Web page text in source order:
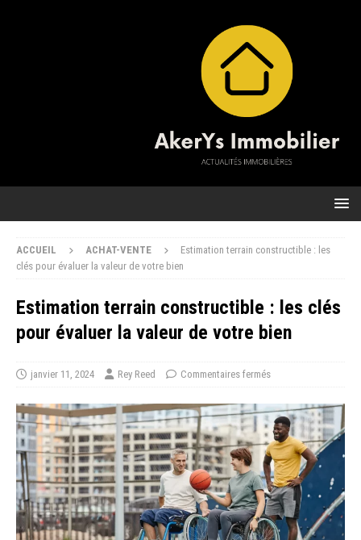
ACCUEIL ACHAT-VENTE
Estimation terrain constructible : les
clés pour évaluer la valeur de votre bien
Estimation terrain constructible : les clés
pour évaluer la valeur de votre bien
janvier 11, 2024 Rey Reed Commentaires fermés